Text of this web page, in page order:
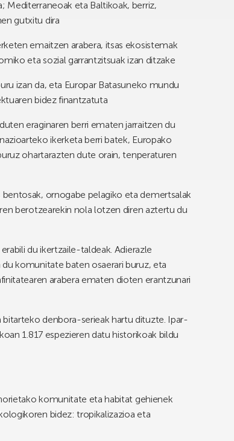
Mediterraneoak eta Baltikoak, berriz,
gutxitu dira
emaitzen arabera, itsas ekosistemak
eta sozial garrantzitsuak izan ditzake
izan da, eta Europar Batasuneko mundu
bidez finantzatuta
eraginaren berri ematen jarraitzen du
ikerketa berri batek, Europako
ohartarazten dute orain, tenperaturen
ornogabe pelagiko eta demertsalak
berotzearekin nola lotzen diren aztertu du
du ikertzaile-taldeak. Adierazle
komunitate baten osaerari buruz, eta
arabera ematen dioten erantzunari
denbora-serieak hartu dituzte. Ipar-
1.817 espezieren datu historikoak bildu
komunitate eta habitat gehienek
bidez: tropikalizazioa eta